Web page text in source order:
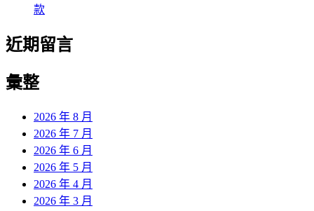
款
近期留言
彙整
2026 年 8 月
2026 年 7 月
2026 年 6 月
2026 年 5 月
2026 年 4 月
2026 年 3 月